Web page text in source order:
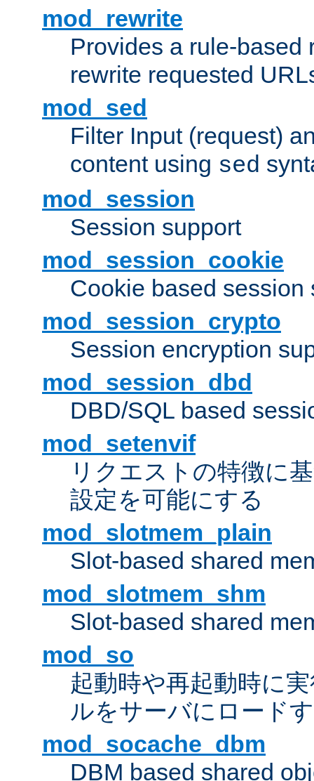
mod_rewrite
Provides a rule-based
rewrite requested
mod_sed
Filter Input (request)
content using sed
mod_session
Session support
mod_session_cookie
Cookie based session
mod_session_crypto
Session encryption
mod_session_dbd
DBD/SQL based
mod_setenvif
リクエストの特徴に
設定を可能にする
mod_slotmem_plain
Slot-based shared
mod_slotmem_shm
Slot-based shared
mod_so
起動時や再起動時に
ルをサーバにロード
mod_socache_dbm
DBM based shared